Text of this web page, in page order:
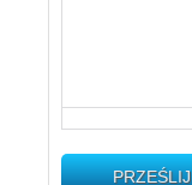
PRZEŚLIJ